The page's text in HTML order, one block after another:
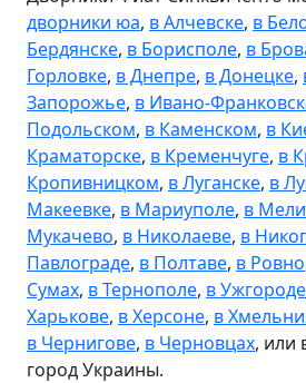
дворники юа, в Алчевске, в
Бердянске, в Борисполе, в
Горловке, в Днепре, в Донецке,
Запорожье, в Ивано-
Подольском, в Каменском, в
Краматорске, в Кременчуге, в
Кропивницком, в Луганске, в
Макеевке, в Мариуполе, в
Мукачево, в Николаеве, в
Павлограде, в Полтаве, в Ровно
Сумах, в Тернополе, в Ужгороде
Харькове, в Херсоне, в
в Чернигове, в Черновцах, или
город Украины.